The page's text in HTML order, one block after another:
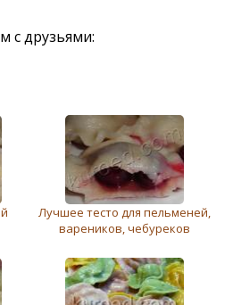
с друзьями:
Лучшее тесто для пельменей,
вареников, чебуреков